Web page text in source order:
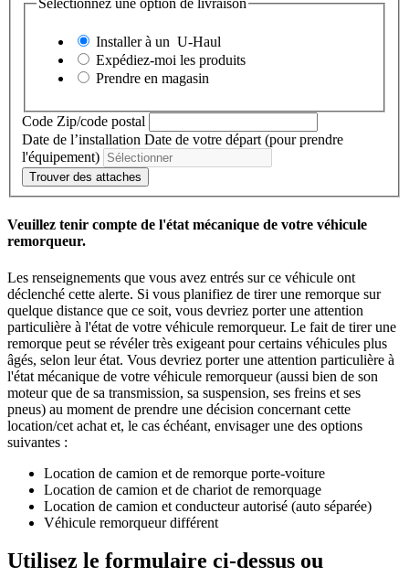
Sélectionnez une option de livraison
Installer à un U-Haul
Expédiez-moi les produits
Prendre en magasin
Code Zip/code postal
Date de l’installation Date de votre départ (pour prendre
l'équipement)
Trouver des attaches
Veuillez tenir compte de l'état mécanique de votre véhicule
remorqueur.
Les renseignements que vous avez entrés sur ce véhicule ont
déclenché cette alerte. Si vous planifiez de tirer une remorque sur
quelque distance que ce soit, vous devriez porter une attention
particulière à l'état de votre véhicule remorqueur. Le fait de tirer une
remorque peut se révéler très exigeant pour certains véhicules plus
âgés, selon leur état. Vous devriez porter une attention particulière à
l'état mécanique de votre véhicule remorqueur (aussi bien de son
moteur que de sa transmission, sa suspension, ses freins et ses
pneus) au moment de prendre une décision concernant cette
location/cet achat et, le cas échéant, envisager une des options
suivantes :
Location de camion et de remorque porte-voiture
Location de camion et de chariot de remorquage
Location de camion et conducteur autorisé (auto séparée)
Véhicule remorqueur différent
Utilisez le formulaire ci-dessus ou